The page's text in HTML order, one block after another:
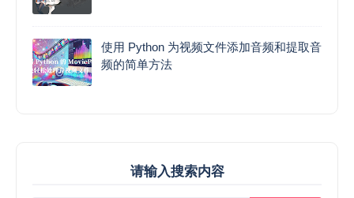
使用 Python 为视频文件添加音频和提取音
频的简单方法
请输入搜索内容